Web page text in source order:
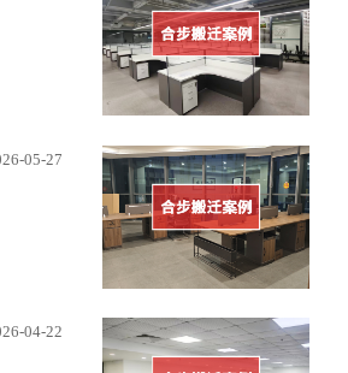
05-27
04-22